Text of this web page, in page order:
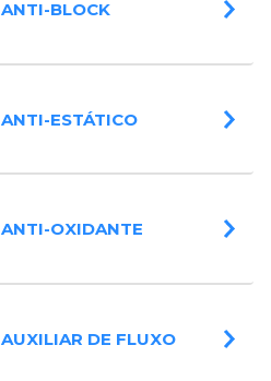
ANTI-BLOCK
ANTI-ESTÁTICO
ANTI-OXIDANTE
AUXILIAR DE FLUXO